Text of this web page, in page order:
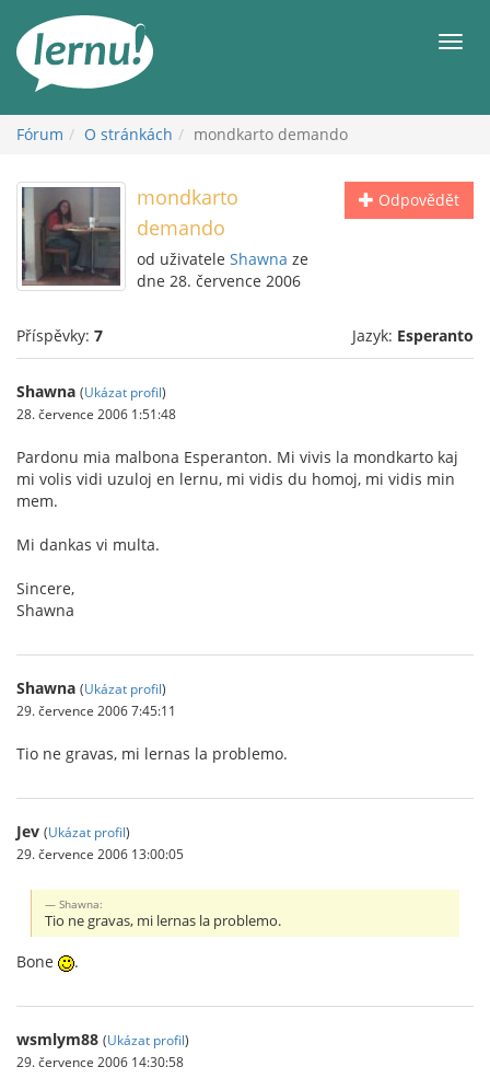
obsahu
Fórum O stránkách mondkarto demando
Odpovědět
mondkarto
demando
od uživatele Shawna ze
dne 28. července 2006
Příspěvky: 7 Jazyk: Esperanto
Shawna (Ukázat profil)
28. července 2006 1:51:48
Pardonu mia malbona Esperanton. Mi vivis la mondkarto kaj
mi volis vidi uzuloj en lernu, mi vidis du homoj, mi vidis min
mem.
Mi dankas vi multa.
Sincere,
Shawna
Shawna (Ukázat profil)
29. července 2006 7:45:11
Tio ne gravas, mi lernas la problemo.
Jev (Ukázat profil)
29. července 2006 13:00:05
Shawna:
Tio ne gravas, mi lernas la problemo.
Bone .
wsmlym88 (Ukázat profil)
29. července 2006 14:30:58